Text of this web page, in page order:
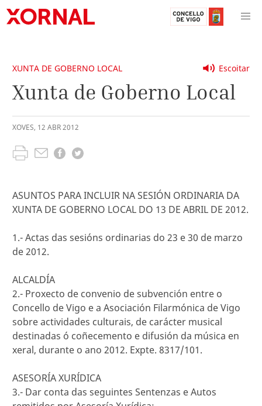
Escoitar
XUNTA DE GOBERNO LOCAL
Xunta de Goberno Local
XOVES, 12 ABR2012
ASUNTOS PARA INCLUIR NA SESIÓN ORDINARIA DA
XUNTA DE GOBERNO LOCAL DO 13 DE ABRIL DE 2012.
1.- Actas das sesións ordinarias do 23 e 30 de marzo
de 2012.
ALCALDÍA
2.- Proxecto de convenio de subvención entre o
Concello de Vigo e a Asociación Filarmónica de Vigo
sobre actividades culturais, de carácter musical
destinadas ó coñecemento e difusión da música en
xeral, durante o ano 2012. Expte. 8317/101.
ASESORÍA XURÍDICA
3.- Dar conta das seguintes Sentenzas e Autos